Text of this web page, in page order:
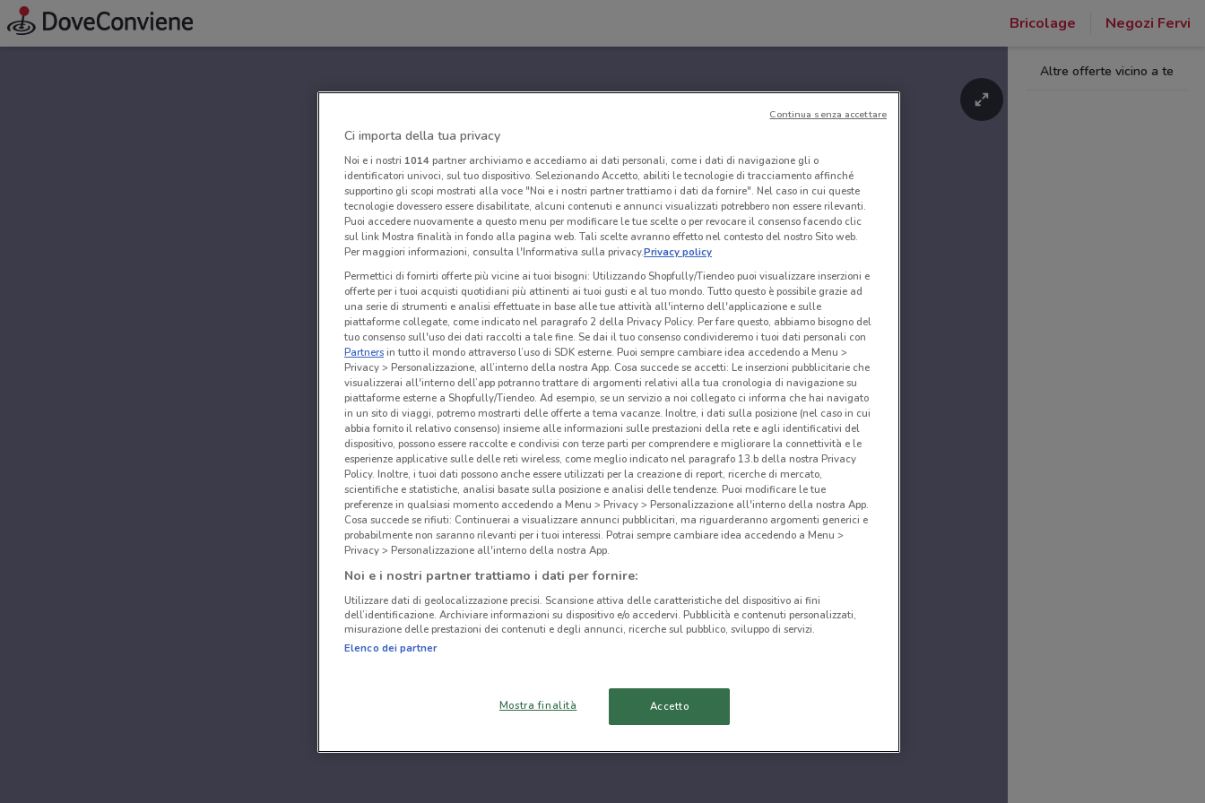
Bricolage Negozi Fervi
Altre offerte vicino a te
Ci importa della tua privacy
Noi e i nostri 1014partner archiviamo e accediamo ai dati personali, come i dati di navigazione gli o
identificatori univoci, sul tuo dispositivo. Selezionando Accetto, abiliti le tecnologie di tracciamento affinché
supportino gli scopi mostrati alla voce "Noi e i nostri partner trattiamo i dati da fornire". Nel caso in cui queste
tecnologie dovessero essere disabilitate, alcuni contenuti e annunci visualizzati potrebbero non essere rilevanti.
Puoi accedere nuovamente a questo menu per modificare le tue scelte o per revocare il consenso facendo clic
sul link Mostra finalità in fondo alla pagina web. Tali scelte avranno effetto nel contesto del nostro Sito web.
Per maggiori informazioni, consulta l'Informativa sulla privacy.Privacy policy
Permettici di fornirti offerte più vicine ai tuoi bisogni: Utilizzando Shopfully/Tiendeo puoi visualizzare inserzioni e
offerte per i tuoi acquisti quotidiani più attinenti ai tuoi gusti e al tuo mondo. Tutto questo è possibile grazie ad
una serie di strumenti e analisi effettuate in base alle tue attività all'interno dell'applicazione e sulle
piattaforme collegate, come indicato nel paragrafo 2 della Privacy Policy. Per fare questo, abbiamo bisogno del
tuo consenso sull'uso dei dati raccolti a tale fine. Se dai il tuo consenso condivideremo i tuoi dati personali con
Partnersin tutto il mondo attraverso l’uso di SDK esterne. Puoi sempre cambiare idea accedendo a Menu >
Privacy > Personalizzazione, all’interno della nostra App. Cosa succede se accetti: Le inserzioni pubblicitarie che
visualizzerai all'interno dell’app potranno trattare di argomenti relativi alla tua cronologia di navigazione su
piattaforme esterne a Shopfully/Tiendeo. Ad esempio, se un servizio a noi collegato ci informa che hai navigato
in un sito di viaggi, potremo mostrarti delle offerte a tema vacanze. Inoltre, i dati sulla posizione (nel caso in cui
abbia fornito il relativo consenso) insieme alle informazioni sulle prestazioni della rete e agli identificativi del
dispositivo, possono essere raccolte e condivisi con terze parti per comprendere e migliorare la connettività e le
esperienze applicative sulle delle reti wireless, come meglio indicato nel paragrafo 13.b della nostra Privacy
Policy. Inoltre, i tuoi dati possono anche essere utilizzati per la creazione di report, ricerche di mercato,
scientifiche e statistiche, analisi basate sulla posizione e analisi delle tendenze. Puoi modificare le tue
preferenze in qualsiasi momento accedendo a Menu > Privacy > Personalizzazione all'interno della nostra App.
Cosa succede se rifiuti: Continuerai a visualizzare annunci pubblicitari, ma riguarderanno argomenti generici e
probabilmente non saranno rilevanti per i tuoi interessi. Potrai sempre cambiare idea accedendo a Menu >
Privacy > Personalizzazione all'interno della nostra App.
Noi e i nostri partner trattiamo i dati per fornire:
Utilizzare dati di geolocalizzazione precisi. Scansione attiva delle caratteristiche del dispositivo ai fini
dell’identificazione. Archiviare informazioni su dispositivo e/o accedervi. Pubblicità e contenuti personalizzati,
misurazione delle prestazioni dei contenuti e degli annunci, ricerche sul pubblico, sviluppo di servizi.
Elenco dei partner
Mostra finalità Accetto
Continua senza accettare